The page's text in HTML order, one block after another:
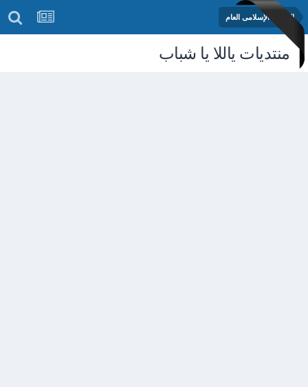
المنتدى الإسلامى العام
منتديات ياللا يا شباب